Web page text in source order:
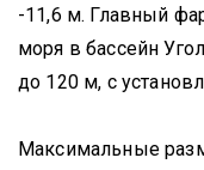
-11,6 м. Главный
моря в бассейн
до 120 м, с
Максимальные